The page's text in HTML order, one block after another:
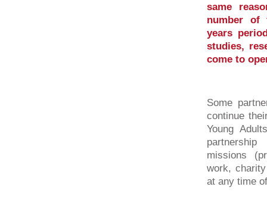
same
number of
years
studies,
come to
Some
continue
Young
missions
work,
at any time